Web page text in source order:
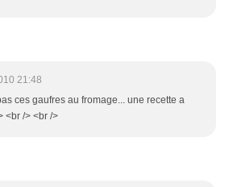
21:48
ces gaufres au fromage... une recette a
<br /> <br />